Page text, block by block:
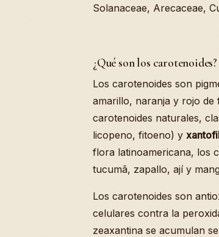
Solanaceae, Arecaceae,
¿Qué son los carotenoides?
Los carotenoides son
amarillo, naranja y rojo
carotenoides naturales,
licopeno, fitoeno) y
flora latinoamericana, los
tucumã, zapallo, ají y
Los carotenoides son
celulares contra la
zeaxantina se acumulan